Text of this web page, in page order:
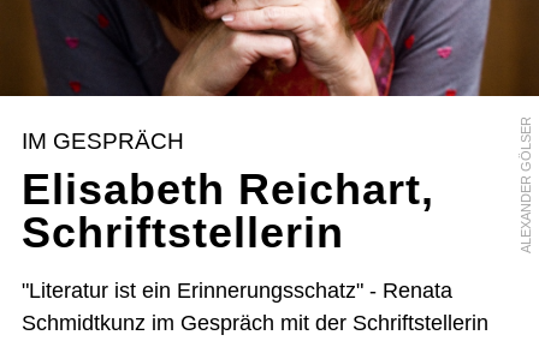
ALEXANDER GÖLSER
IM GESPRÄCH
Elisabeth Reichart,
Schriftstellerin
"Literatur ist ein Erinnerungsschatz" - Renata
Schmidtkunz im Gespräch mit der Schriftstellerin